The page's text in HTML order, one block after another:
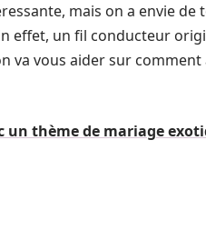
mais on a envie de
effet, un fil conducteur
va vous aider sur
un thème de mariage